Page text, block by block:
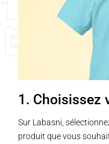
1. Choisissez
Sur Labasni,
produit que vous